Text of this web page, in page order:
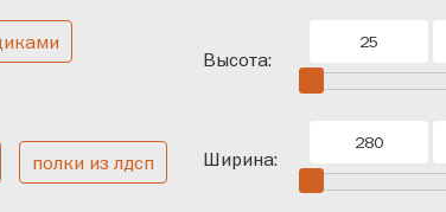
полки из лдсп
Высота:
Ширина: